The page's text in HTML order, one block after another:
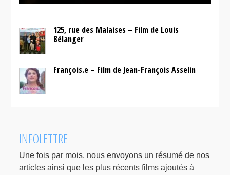
125, rue des Malaises – Film de Louis
Bélanger
François.e – Film de Jean-François Asselin
INFOLETTRE
Une fois par mois, nous envoyons un résumé de nos
articles ainsi que les plus récents films ajoutés à